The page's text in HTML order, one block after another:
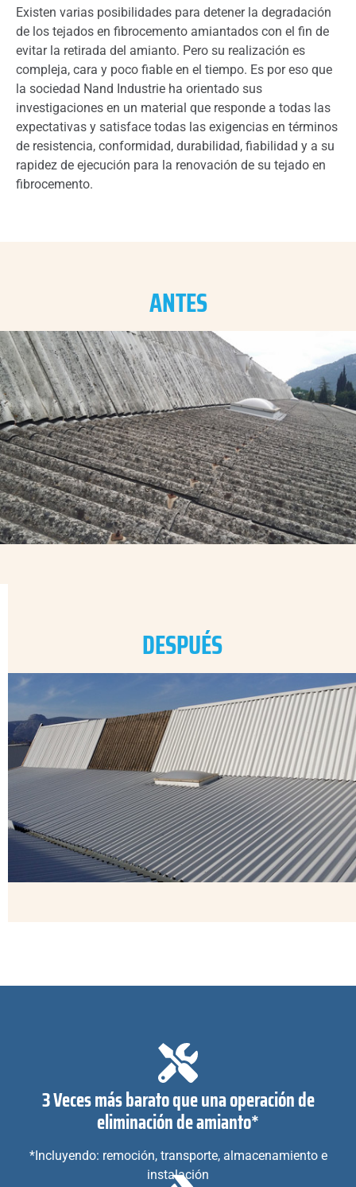
Existen varias posibilidades para detener la degradación
de los tejados en fibrocemento amiantados con el fin de
evitar la retirada del amianto. Pero su realización es
compleja, cara y poco fiable en el tiempo. Es por eso que
la sociedad Nand Industrie ha orientado sus
investigaciones en un material que responde a todas las
expectativas y satisface todas las exigencias en términos
de resistencia, conformidad, durabilidad, fiabilidad y a su
rapidez de ejecución para la renovación de su tejado en
fibrocemento.
ANTES
DESPUÉS
3 Veces más barato que una operación de
eliminación de amianto*
*Incluyendo: remoción, transporte, almacenamiento e
instalación